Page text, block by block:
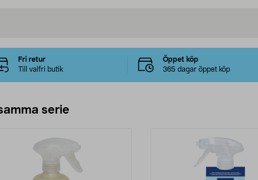
Fri retur
Till valfri butik
Öppet köp
365 dagar öppet köp
serie